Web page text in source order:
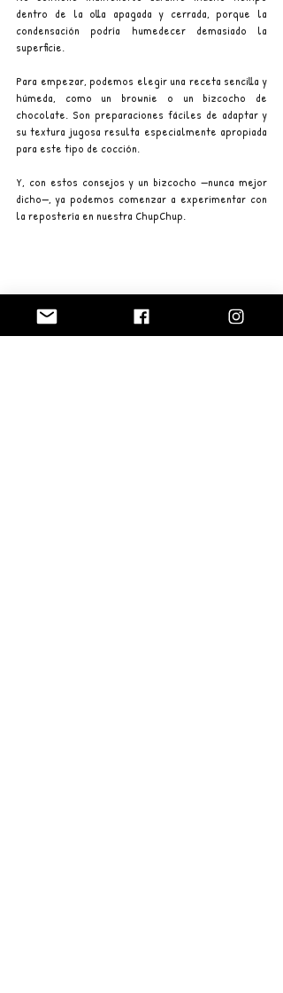
dentro de la olla apagada y cerrada, porque la
condensación podría humedecer demasiado la
superficie.
Para empezar, podemos elegir una receta sencilla y
húmeda, como un brownie o un bizcocho de
chocolate. Son preparaciones fáciles de adaptar y
su textura jugosa resulta especialmente apropiada
para este tipo de cocción.
Y, con estos consejos y un bizcocho —nunca mejor
dicho—, ya podemos comenzar a experimentar con
la repostería en nuestra ChupChup.